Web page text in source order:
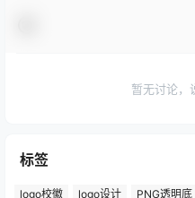
暂无讨论，
标签
logo校徽 logo设计 PNG透明底